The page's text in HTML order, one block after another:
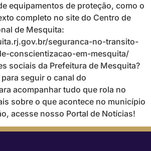
equipamentos de proteção, como o
completo no site do Centro de
de Mesquita:
seguranca-no-transito-
conscientizacao-em-mesquita/
sociais da Prefeitura de Mesquita?
seguir o canal do
acompanhar tudo que rola no
sobre o que acontece no município
acesse nosso Portal de Notícias!